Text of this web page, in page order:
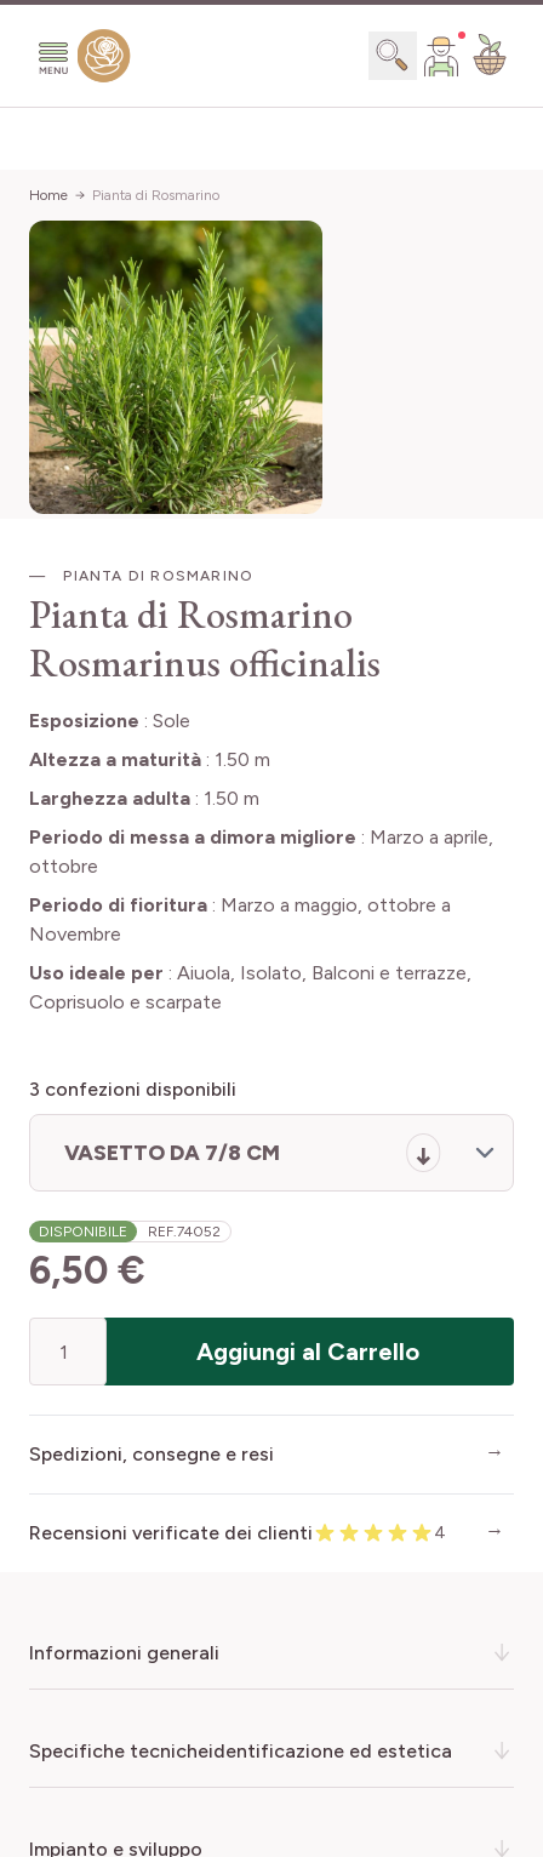
Search
Home Pianta di Rosmarino
PIANTA DI ROSMARINO
Pianta di Rosmarino
Rosmarinus officinalis
Esposizione : Sole
Altezza a maturità : 1.50 m
Larghezza adulta : 1.50 m
Periodo di messa a dimora migliore : Marzo a aprile,
ottobre
Periodo di fioritura : Marzo a maggio, ottobre a
Novembre
Uso ideale per : Aiuola, Isolato, Balconi e terrazze,
Coprisuolo e scarpate
3 confezioni disponibili
VASETTO DA 7/8 CM
DISPONIBILE REF.74052
6,50 €
Aggiungi al Carrello
Spedizioni, consegne e resi
Recensioni verificate dei clienti 4
informazioni generali
Il Rosmarino è apprezzato per la preparazione di carni e del
specifiche tecnicheidentificazione ed estetica
COLORE DEL FIORE
impianto e sviluppo